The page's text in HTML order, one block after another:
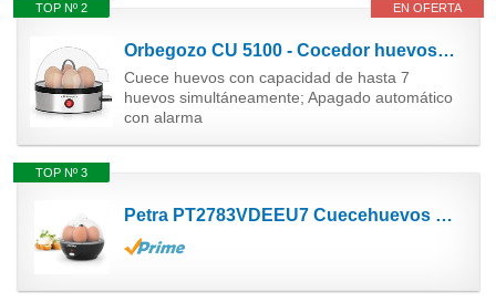
EN OFERTA
TOP Nº 2
Orbegozo CU 5100 - Cocedor huevos, apagado automático, capacidad para 7 huevos, libre de BPA,...
Cuece huevos con capacidad de hasta 7
huevos simultáneamente; Apagado automático
con alarma
TOP Nº 3
Petra PT2783VDEEU7 Cuecehuevos eléctrico para distintos niveles de cocción, capacidad para 6...